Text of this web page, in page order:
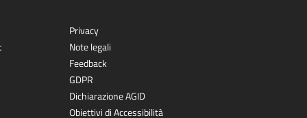
Privacy
Note legali
Feedback
GDPR
Dichiarazione AGID
Obiettivi di Accessibilità